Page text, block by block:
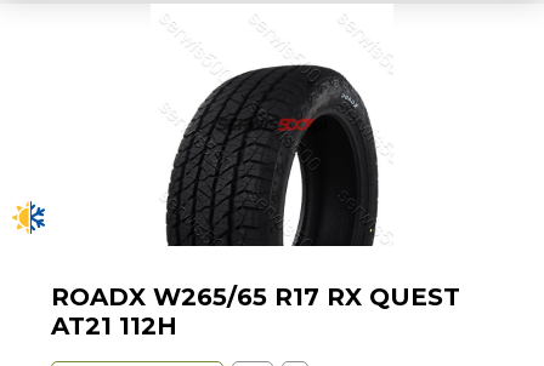
ROADX W265/65 R17 RX QUEST
AT21 112H